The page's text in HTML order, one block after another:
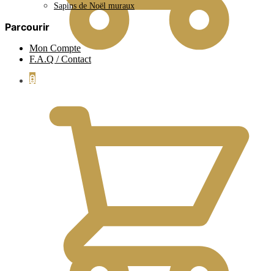
0
Sapins de Noël muraux
Parcourir
Mon Compte
F.A.Q / Contact
0.00